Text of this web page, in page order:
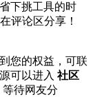
下挑工具的时
评论区分享！
您的权益，可联
可以进入 社区
待网友分